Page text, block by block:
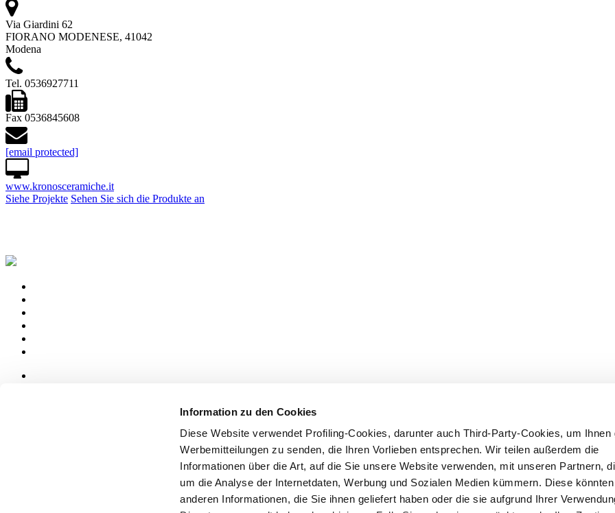
Information zu den Cookies
Diese Website verwendet Profiling-Cookies, darunter auch Third-Party-Cookies, um Ihnen
Werbemitteilungen zu senden, die Ihren Vorlieben entsprechen. Wir teilen außerdem die
Informationen über die Art, auf die Sie unsere Website verwenden, mit unseren Partnern,
um die Analyse der Internetdaten, Werbung und Sozialen Medien kümmern. Diese
anderen Informationen, die Sie ihnen geliefert haben oder die sie aufgrund Ihrer
Via Giardini 62
FIORANO MODENESE, 41042
Modena
Tel. 0536927711
Fax 0536845608
[email protected]
www.kronosceramiche.it
Siehe Projekte Sehen Sie sich die Produkte an